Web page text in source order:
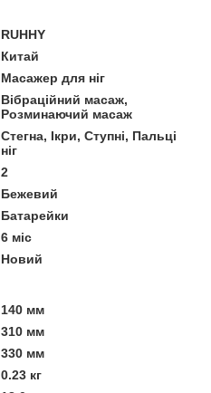
RUHHY
Китай
Масажер для ніг
Вібраційний масаж,
Розминаючий масаж
Стегна, Ікри, Ступні, Пальці
ніг
2
Бежевий
Батарейки
6 міс
Новий
140 мм
310 мм
330 мм
0.23 кг